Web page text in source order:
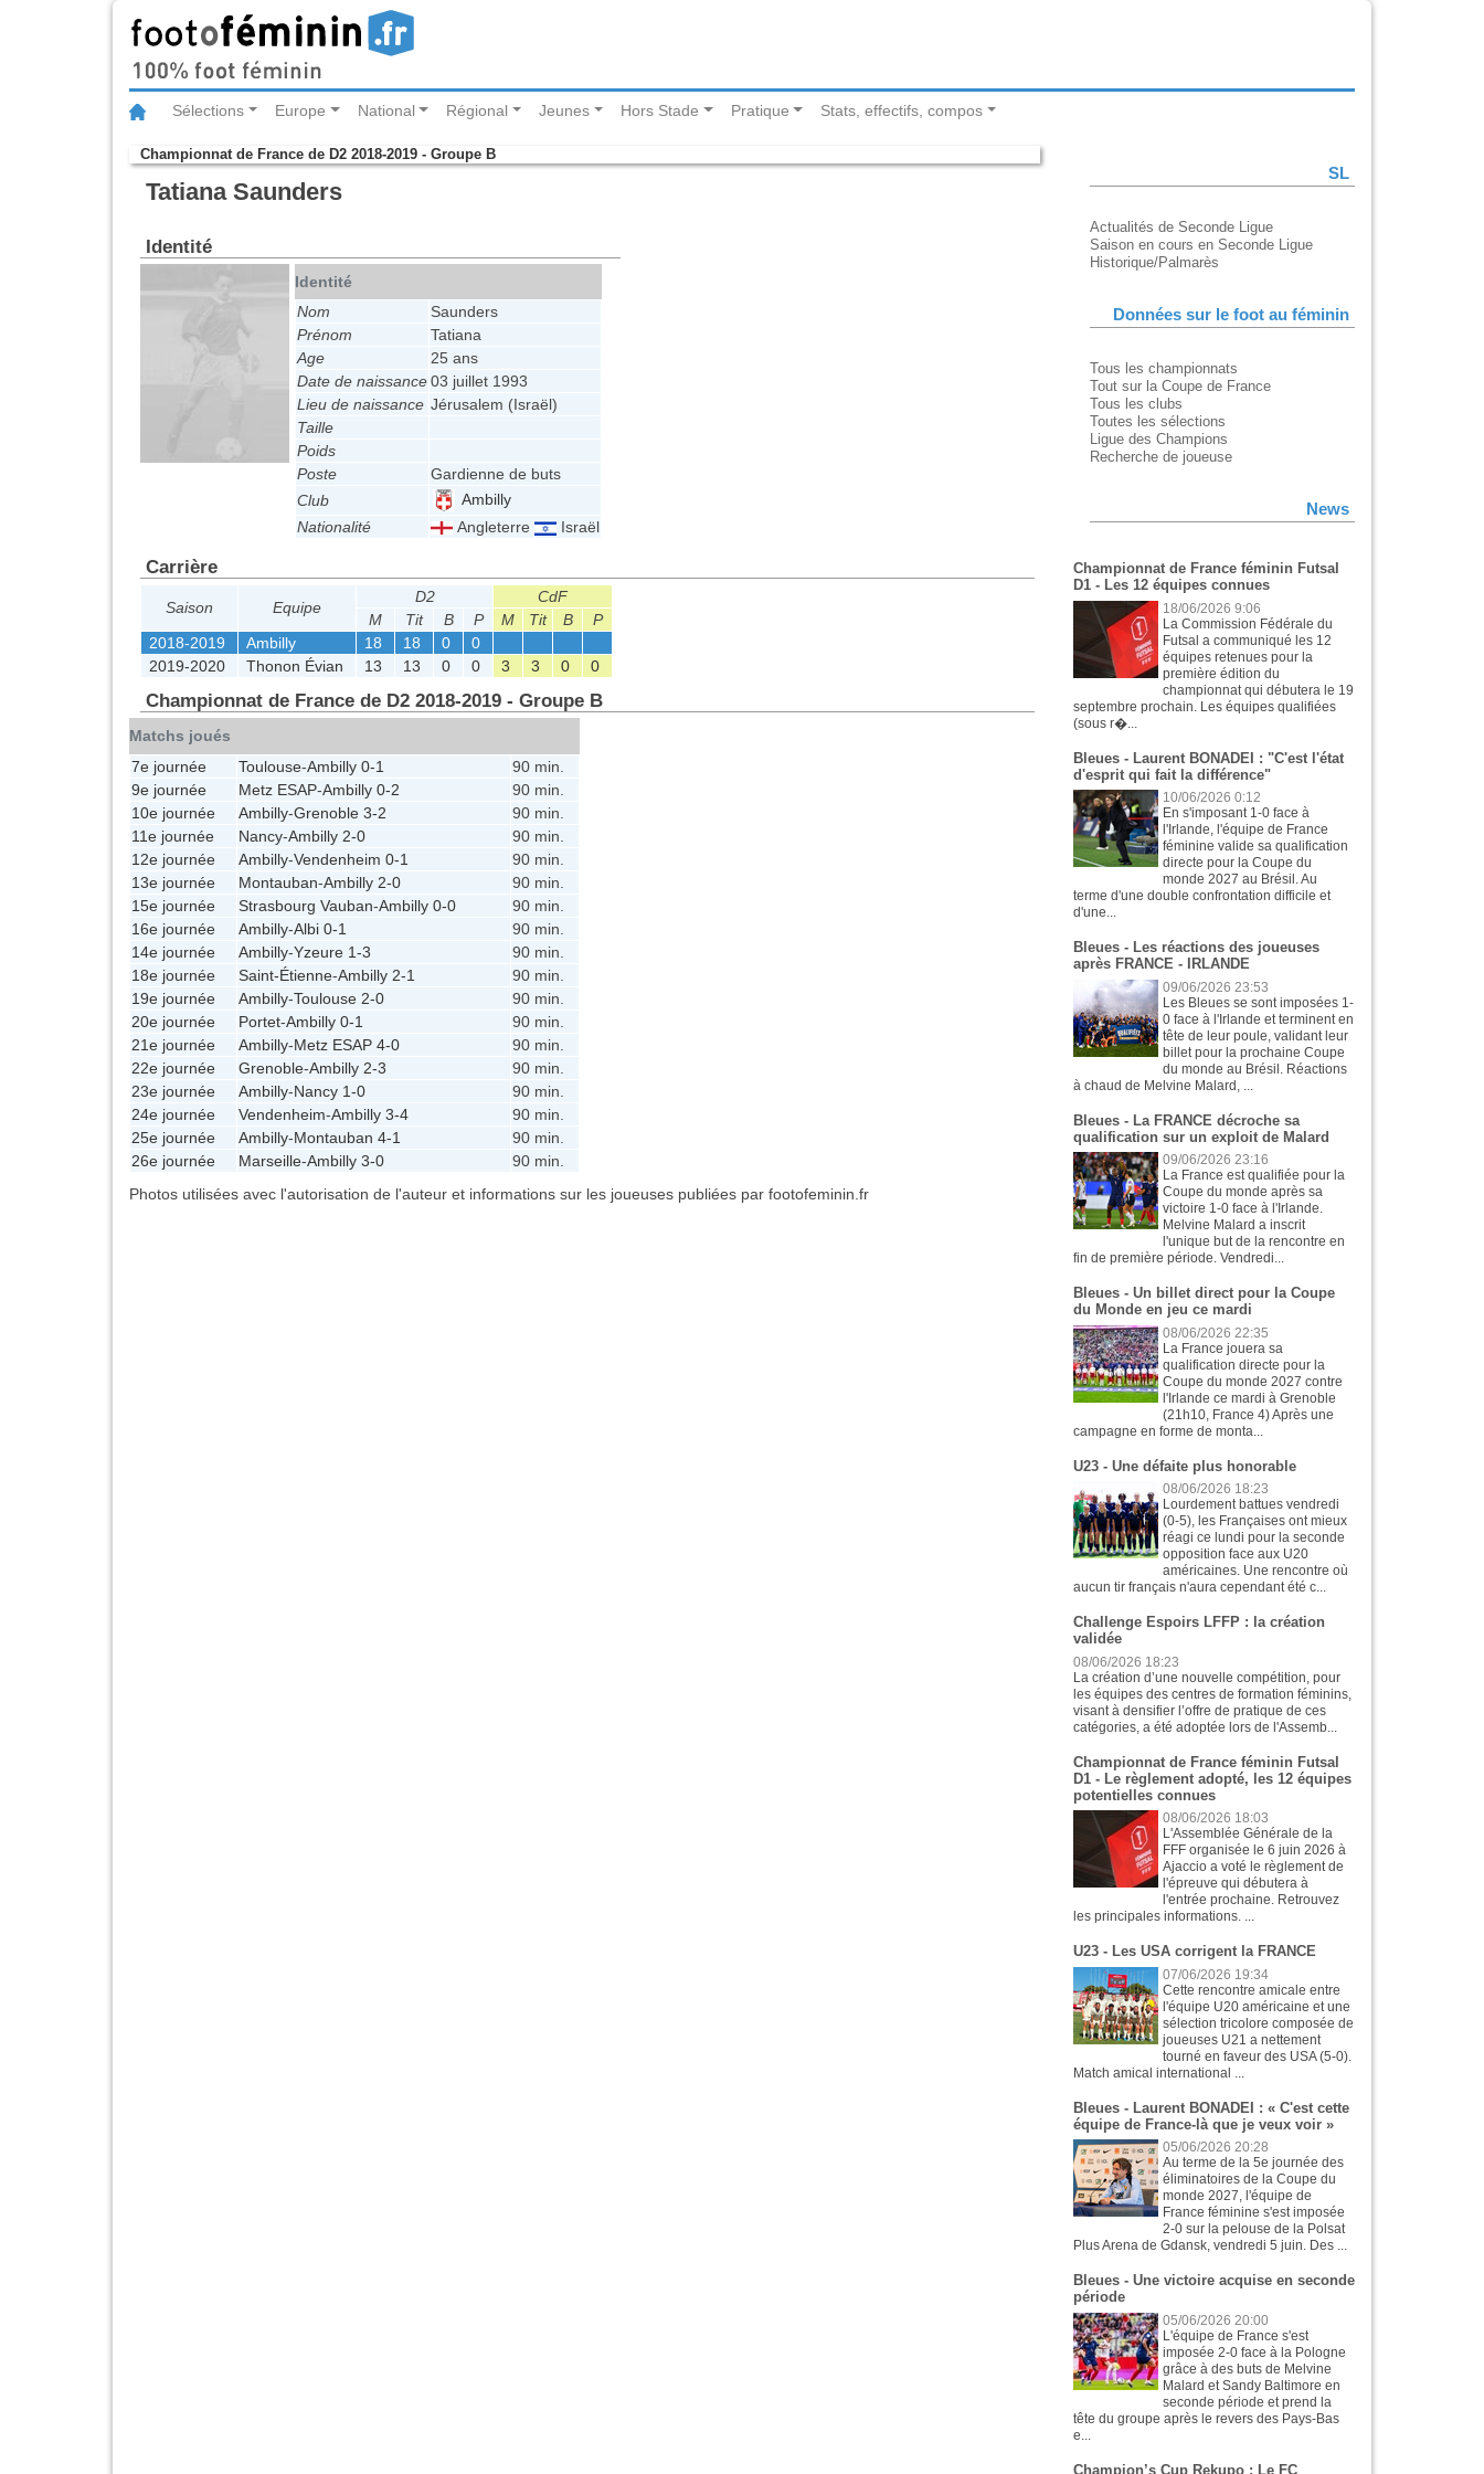
Sélections Europe National Régional Jeunes Hors Stade Pratique Stats, effectifs, compos
Championnat de France de D2 2018-2019 - Groupe B
Tatiana Saunders
Identité
Identité
Nom
Saunders
Prénom
Tatiana
Age
25 ans
Date de naissance03 juillet 1993
Lieu de naissance Jérusalem (Israël)
Taille
Poids
Poste
Gardienne de buts
Club
Ambilly
Nationalité
Angleterre Israël
Carrière
Saison Equipe
D2
CdF
M
Tit B P M Tit B
P
2018-2019
Ambilly 18 18 0
0
2019-2020
Thonon Évian 13 13 0 0 3 3 0 0
Championnat de France de D2 2018-2019 - Groupe B
Matchs joués
7e journée
Toulouse-Ambilly 0-1
90 min.
9e journée
Metz ESAP-Ambilly 0-2
90 min.
10e journée
Ambilly-Grenoble 3-2
90 min.
11e journée
Nancy-Ambilly 2-0
90 min.
12e journée
Ambilly-Vendenheim 0-1
90 min.
13e journée
Montauban-Ambilly 2-0
90 min.
15e journée
Strasbourg Vauban-Ambilly 0-0
90 min.
16e journée
Ambilly-Albi 0-1
90 min.
14e journée
Ambilly-Yzeure 1-3
90 min.
18e journée
Saint-Étienne-Ambilly 2-1
90 min.
19e journée
Ambilly-Toulouse 2-0
90 min.
20e journée
Portet-Ambilly 0-1
90 min.
21e journée
Ambilly-Metz ESAP 4-0
90 min.
22e journée
Grenoble-Ambilly 2-3
90 min.
23e journée
Ambilly-Nancy 1-0
90 min.
24e journée
Vendenheim-Ambilly 3-4
90 min.
25e journée
Ambilly-Montauban 4-1
90 min.
26e journée
Marseille-Ambilly 3-0
90 min.
Photos utilisées avec l'autorisation de l'auteur et informations sur les joueuses publiées par footofeminin.fr
SL
Actualités de Seconde Ligue
Saison en cours en Seconde Ligue
Historique/Palmarès
Données sur le foot au féminin
Tous les championnats
Tout sur la Coupe de France
Tous les clubs
Toutes les sélections
Ligue des Champions
Recherche de joueuse
News
Championnat de France féminin Futsal
D1 - Les 12 équipes connues
18/06/2026 9:06
La Commission Fédérale du
Futsal a communiqué les 12
équipes retenues pour la
première édition du
championnat qui débutera le 19
septembre prochain. Les équipes qualifiées
(sous r�...
Bleues - Laurent BONADEI : "C'est l'état
d'esprit qui fait la différence"
10/06/2026 0:12
En s'imposant 1-0 face à
l'Irlande, l'équipe de France
féminine valide sa qualification
directe pour la Coupe du
monde 2027 au Brésil. Au
terme d'une double confrontation difficile et
d'une...
Bleues - Les réactions des joueuses
après FRANCE - IRLANDE
09/06/2026 23:53
Les Bleues se sont imposées 1-
0 face à l'Irlande et terminent en
tête de leur poule, validant leur
billet pour la prochaine Coupe
du monde au Brésil. Réactions
à chaud de Melvine Malard, ...
Bleues - La FRANCE décroche sa
qualification sur un exploit de Malard
09/06/2026 23:16
La France est qualifiée pour la
Coupe du monde après sa
victoire 1-0 face à l'Irlande.
Melvine Malard a inscrit
l'unique but de la rencontre en
fin de première période. Vendredi...
Bleues - Un billet direct pour la Coupe
du Monde en jeu ce mardi
08/06/2026 22:35
La France jouera sa
qualification directe pour la
Coupe du monde 2027 contre
l'Irlande ce mardi à Grenoble
(21h10, France 4) Après une
campagne en forme de monta...
U23 - Une défaite plus honorable
08/06/2026 18:23
Lourdement battues vendredi
(0-5), les Françaises ont mieux
réagi ce lundi pour la seconde
opposition face aux U20
américaines. Une rencontre où
aucun tir français n'aura cependant été c...
Challenge Espoirs LFFP : la création
validée
08/06/2026 18:23
La création d’une nouvelle compétition, pour
les équipes des centres de formation féminins,
visant à densifier l’offre de pratique de ces
catégories, a été adoptée lors de l'Assemb...
Championnat de France féminin Futsal
D1 - Le règlement adopté, les 12 équipes
potentielles connues
08/06/2026 18:03
L'Assemblée Générale de la
FFF organisée le 6 juin 2026 à
Ajaccio a voté le règlement de
l'épreuve qui débutera à
l'entrée prochaine. Retrouvez
les principales informations. ...
U23 - Les USA corrigent la FRANCE
07/06/2026 19:34
Cette rencontre amicale entre
l'équipe U20 américaine et une
sélection tricolore composée de
joueuses U21 a nettement
tourné en faveur des USA (5-0).
Match amical international ...
Bleues - Laurent BONADEI : « C'est cette
équipe de France-là que je veux voir »
05/06/2026 20:28
Au terme de la 5e journée des
éliminatoires de la Coupe du
monde 2027, l'équipe de
France féminine s'est imposée
2-0 sur la pelouse de la Polsat
Plus Arena de Gdansk, vendredi 5 juin. Des ...
Bleues - Une victoire acquise en seconde
période
05/06/2026 20:00
L'équipe de France s'est
imposée 2-0 face à la Pologne
grâce à des buts de Melvine
Malard et Sandy Baltimore en
seconde période et prend la
tête du groupe après le revers des Pays-Bas
e...
Champion’s Cup Rekupo : Le FC